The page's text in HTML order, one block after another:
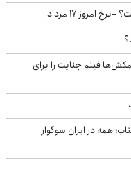
فیلم جنایت را برای
همه در ایران سوگوار